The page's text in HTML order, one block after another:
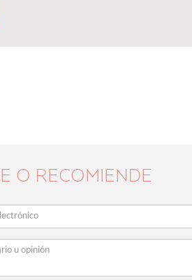
O RECOMIENDE